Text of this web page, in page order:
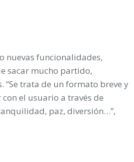
nuevas funcionalidades,
sacar mucho partido,
trata de un formato breve y
el usuario a través de
paz, diversión…”,